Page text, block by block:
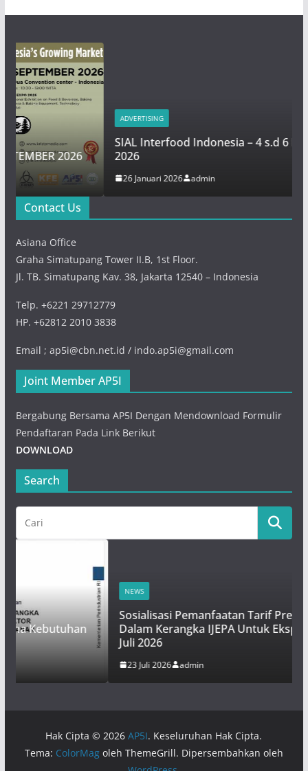
SIAL Interfood Indonesia – 4 s.d 6 November
2026
26 Januari 2026 admin
Contact Us
Asiana Office
Graha Simatupang Tower II.B, 1st Floor.
Jl. TB. Simatupang Kav. 38, Jakarta 12540 – Indonesia
Telp. +6221 29712779
HP. +62812 2010 3838
Email ; ap5i@cbn.net.id / indo.ap5i@gmail.com
Joint Member AP5I
Bergabung Bersama AP5I Dengan Mendownload Formulir
Pendaftaran Pada Link Berikut
DOWNLOAD
Search
Sosialisasi Pemanfaatan Tarif Preferensi 0%
Dalam Kerangka IJEPA Untuk Eksportir TTC – 23
admin
Hak Cipta © 2026AP5I. Keseluruhan Hak Cipta.
Tema: ColorMagoleh ThemeGrill. Dipersembahkan oleh